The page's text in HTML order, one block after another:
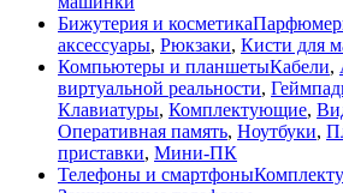
Бижутерия и косметика
аксессуары, Рюкзаки, Кисти для
Компьютеры и планшетыКабели,
виртуальной реальности,
Клавиатуры, Комплектующие,
Оперативная память, Ноутбуки,
приставки, Мини-ПК
Телефоны и смартфоны